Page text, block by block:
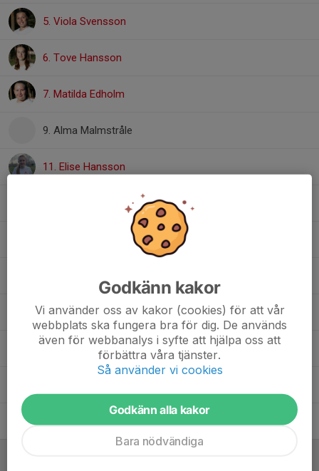
5. Viola Svensson
6. Tove Hansson
7. Matilda Edholm
9. Alma Malmstråle
11. Elise Hansson
19. Julia Kvantenå
20. Faisa Henriksson
Godkänn kakor
Vi använder oss av kakor (cookies) för att vår
webbplats ska fungera bra för dig. De används
även för webbanalys i syfte att hjälpa oss att
förbättra våra tjänster.
Så använder vi cookies
Godkänn alla kakor
Bara nödvändiga